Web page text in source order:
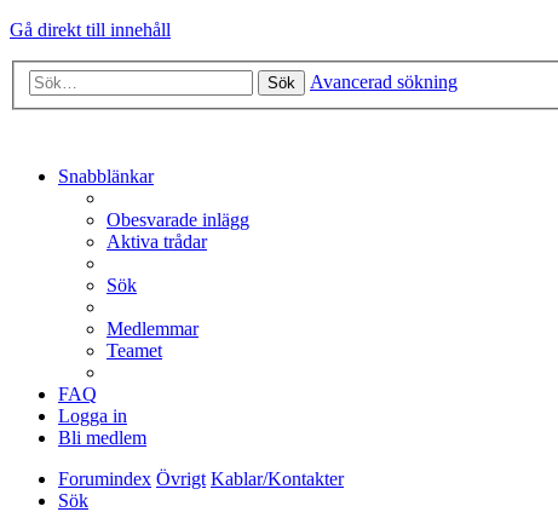
Gå direkt till innehåll
Sök Avancerad sökning
Snabblänkar
Obesvarade inlägg
Aktiva trådar
Sök
Medlemmar
Teamet
FAQ
Logga in
Bli medlem
Forumindex Övrigt Kablar/Kontakter
Sök